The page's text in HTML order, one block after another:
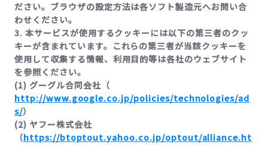
ださい。ブラウザの設定方法は各ソフト製造元へお問い合
わせください。
3. 本サービスが使用するクッキーには以下の第三者のクッ
キーが含まれています。これらの第三者が当該クッキーを
使用して収集する情報、利用目的等は各社のウェブサイト
を参照ください。
(1) グーグル合同会社（
http://www.google.co.jp/policies/technologies/ad
s/）
(2) ヤフー株式会社
（https://btoptout.yahoo.co.jp/optout/alliance.ht